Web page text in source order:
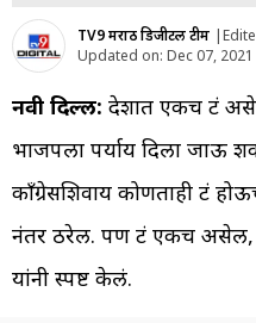
TV9 मराठी डिजीटल टीम |
Updated on: Dec 07,
नवी दिल्ली: देशात एकच फ्रंट
भाजपला पर्याय दिला जाऊ
काँग्रेसशिवाय कोणताही फ्रंट
नंतर ठरेल. पण फ्रंट एकच
यांनी स्पष्ट केलं.